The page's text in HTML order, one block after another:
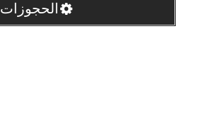
الحجوزات